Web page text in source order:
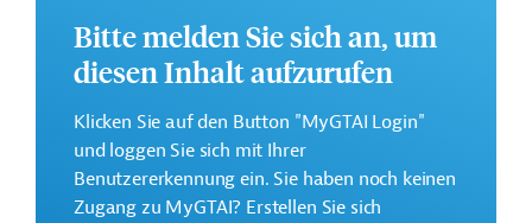
Weitere Informationen zu dem Entwicklungsprojekt
finden Sie auf derWebseite der IDB
.
und praktische Hinweise zur Geschäftsanbahnung.
Geberbeitrag:
280 Millionen US-Dollar (Darlehen)
Bitte melden Sie sich an, um
diesen Inhalt aufzurufen
Klicken Sie auf den Button "MyGTAI Login"
und loggen Sie sich mit Ihrer
Benutzererkennung ein. Sie haben noch keinen
Zugang zu MyGTAI? Erstellen Sie sich